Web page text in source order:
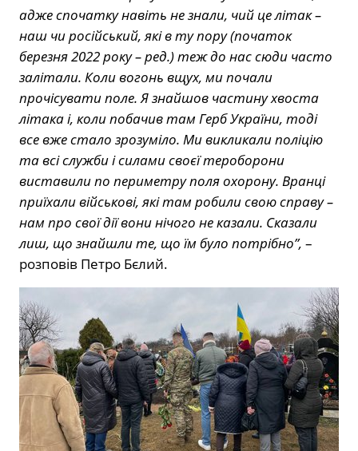
адже спочатку навіть не знали, чий це літак –
наш чи російський, які в ту пору (початок
березня 2022 року – ред.) теж до нас сюди часто
залітали. Коли вогонь вщух, ми почали
прочісувати поле. Я знайшов частину хвоста
літака і, коли побачив там Герб України, тоді
все вже стало зрозуміло. Ми викликали поліцію
та всі служби і силами своєї тероборони
виставили по периметру поля охорону. Вранці
приїхали військові, які там робили свою справу –
нам про свої дії вони нічого не казали. Сказали
лиш, що знайшли те, що їм було потрібно”, –
розповів Петро Бєлий.